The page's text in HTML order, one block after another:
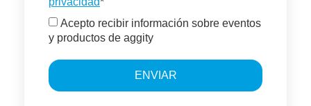
Acepto recibir información sobre eventos
y productos de aggity
ENVIAR